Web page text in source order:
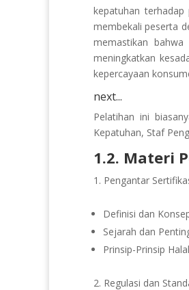
kepatuhan
membekali peserta
memastikan
meningkatkan
kepercayaan
next...
Pelatihan ini
Kepatuhan, Staf
1.2. Materi
Pengantar
Definisi dan
Sejarah dan
Prinsip-Prinsip
Regulasi dan